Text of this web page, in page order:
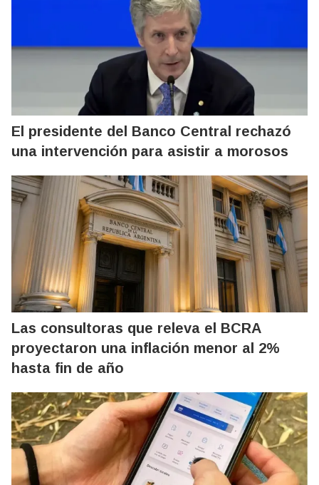
El presidente del Banco Central rechazó
una intervención para asistir a morosos
Las consultoras que releva el BCRA
proyectaron una inflación menor al 2%
hasta fin de año